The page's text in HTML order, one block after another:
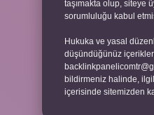
taşımakta olup, siteye
sorumluluğu kabul
Hukuka ve yasal
düşündüğünüz
bildirmeniz halinde,
içerisinde sitemizden